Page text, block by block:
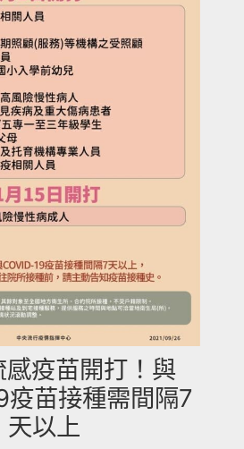
疫苗開打！與
苗接種需間隔7
天以上